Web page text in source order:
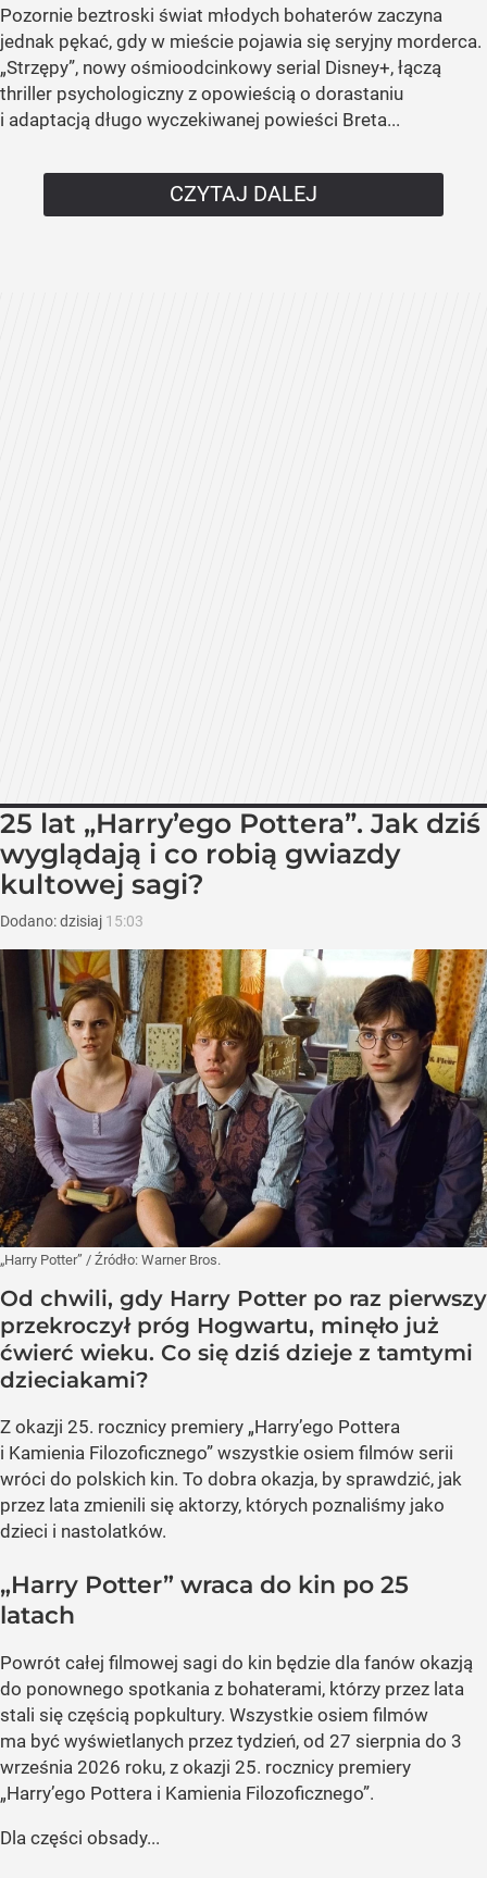
Pozornie beztroski świat młodych bohaterów zaczyna
jednak pękać, gdy w mieście pojawia się seryjny morderca.
„Strzępy”, nowy ośmioodcinkowy serial Disney+, łączą
thriller psychologiczny z opowieścią o dorastaniu
i adaptacją długo wyczekiwanej powieści Breta...
CZYTAJ DALEJ
25 lat „Harry’ego Pottera”. Jak dziś
wyglądają i co robią gwiazdy
kultowej sagi?
Dodano:dzisiaj 15:03
„Harry Potter” / Źródło: Warner Bros.
Od chwili, gdy Harry Potter po raz pierwszy
przekroczył próg Hogwartu, minęło już
ćwierć wieku. Co się dziś dzieje z tamtymi
dzieciakami?
Z okazji 25. rocznicy premiery „Harry’ego Pottera
i Kamienia Filozoficznego” wszystkie osiem filmów serii
wróci do polskich kin. To dobra okazja, by sprawdzić, jak
przez lata zmienili się aktorzy, których poznaliśmy jako
dzieci i nastolatków.
„Harry Potter” wraca do kin po 25
latach
Powrót całej filmowej sagi do kin będzie dla fanów okazją
do ponownego spotkania z bohaterami, którzy przez lata
stali się częścią popkultury. Wszystkie osiem filmów
ma być wyświetlanych przez tydzień, od 27 sierpnia do 3
września 2026 roku, z okazji 25. rocznicy premiery
„Harry’ego Pottera i Kamienia Filozoficznego”.
Dla części obsady...